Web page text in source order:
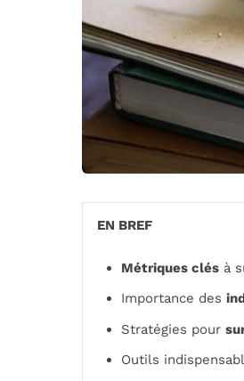
EN BREF
Métriques clés à
Importance des
Stratégies pour
Outils